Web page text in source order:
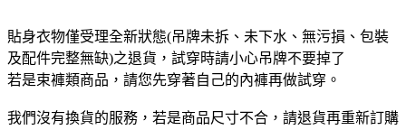
貼身衣物僅受理全新狀態(吊牌未拆、未下水、無污損、包裝
及配件完整無缺)之退貨，試穿時請小心吊牌不要掉了
若是束褲類商品，請您先穿著自己的內褲再做試穿。
我們沒有換貨的服務，若是商品尺寸不合，請退貨再重新訂購